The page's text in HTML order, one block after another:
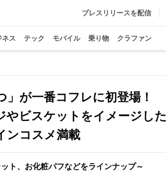
プレスリリースを配信
ネス テック モバイル 乗り物 クラファン
」が一番コフレに初登場！
やビスケットをイメージした
ンコスメ満載
ト、お化粧パフなどをラインナップ～